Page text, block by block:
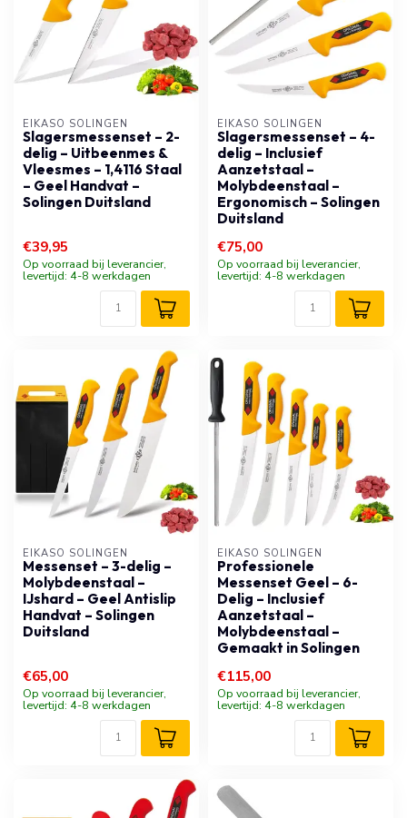
EIKASO SOLINGEN
Slagersmessenset – 2-
delig – Uitbeenmes &
Vleesmes – 1,4116 Staal
– Geel Handvat –
Solingen Duitsland
€39,95
Op voorraad bij leverancier,
levertijd: 4-8 werkdagen
EIKASO SOLINGEN
Slagersmessenset – 4-
delig – Inclusief
Aanzetstaal –
Molybdeenstaal –
Ergonomisch – Solingen
Duitsland
€75,00
Op voorraad bij leverancier,
levertijd: 4-8 werkdagen
EIKASO SOLINGEN
Messenset – 3-delig –
Molybdeenstaal –
IJshard – Geel Antislip
Handvat – Solingen
Duitsland
€65,00
Op voorraad bij leverancier,
levertijd: 4-8 werkdagen
EIKASO SOLINGEN
Professionele
Messenset Geel – 6-
Delig – Inclusief
Aanzetstaal –
Molybdeenstaal –
Gemaakt in Solingen
€115,00
Op voorraad bij leverancier,
levertijd: 4-8 werkdagen